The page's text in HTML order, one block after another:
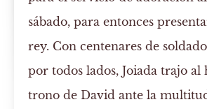
sábado, para entonces
rey. Con centenares de
por todos lados, Joiada trajo al
trono de David ante la